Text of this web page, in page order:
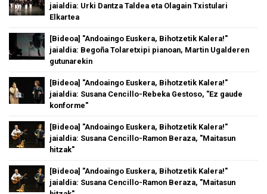
jaialdia: Urki Dantza Taldea eta Olagain Txistulari
Elkartea
[Bideoa] "Andoaingo Euskera, Bihotzetik Kalera!"
jaialdia: Begoña Tolaretxipi pianoan, Martin Ugalderen
gutunarekin
[Bideoa] "Andoaingo Euskera, Bihotzetik Kalera!"
jaialdia: Susana Cencillo-Rebeka Gestoso, "Ez gaude
konforme"
[Bideoa] "Andoaingo Euskera, Bihotzetik Kalera!"
jaialdia: Susana Cencillo-Ramon Beraza, "Maitasun
hitzak"
[Bideoa] "Andoaingo Euskera, Bihotzetik Kalera!"
jaialdia: Susana Cencillo-Ramon Beraza, "Maitasun